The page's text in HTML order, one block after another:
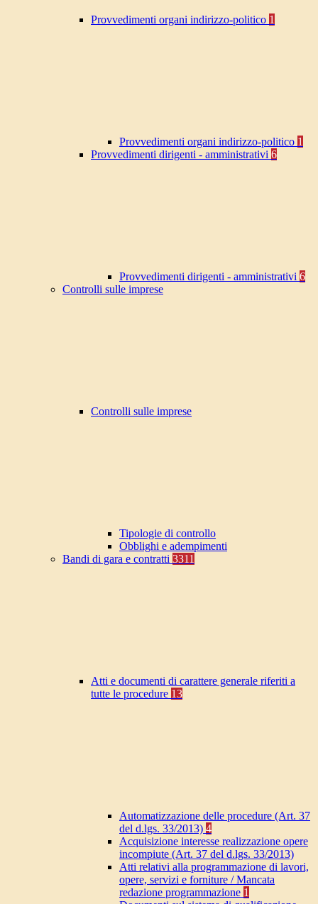
Provvedimenti organi indirizzo-politico 1
Provvedimenti organi indirizzo-politico 1
Provvedimenti dirigenti - amministrativi 6
Provvedimenti dirigenti - amministrativi 6
Controlli sulle imprese
Controlli sulle imprese
Tipologie di controllo
Obblighi e adempimenti
Bandi di gara e contratti 3311
Atti e documenti di carattere generale riferiti a
tutte le procedure 13
Automatizzazione delle procedure (Art. 37
del d.lgs. 33/2013) 4
Acquisizione interesse realizzazione opere
incompiute (Art. 37 del d.lgs. 33/2013)
Atti relativi alla programmazione di lavori,
opere, servizi e forniture / Mancata
redazione programmazione 1